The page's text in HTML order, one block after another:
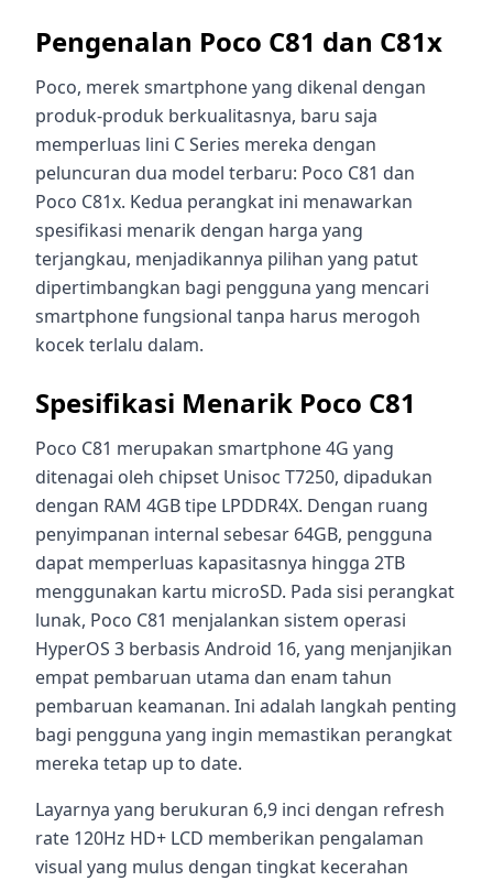
Pengenalan Poco C81 dan C81x
Poco, merek smartphone yang dikenal dengan
produk-produk berkualitasnya, baru saja
memperluas lini C Series mereka dengan
peluncuran dua model terbaru: Poco C81 dan
Poco C81x. Kedua perangkat ini menawarkan
spesifikasi menarik dengan harga yang
terjangkau, menjadikannya pilihan yang patut
dipertimbangkan bagi pengguna yang mencari
smartphone fungsional tanpa harus merogoh
kocek terlalu dalam.
Spesifikasi Menarik Poco C81
Poco C81 merupakan smartphone 4G yang
ditenagai oleh chipset Unisoc T7250, dipadukan
dengan RAM 4GB tipe LPDDR4X. Dengan ruang
penyimpanan internal sebesar 64GB, pengguna
dapat memperluas kapasitasnya hingga 2TB
menggunakan kartu microSD. Pada sisi perangkat
lunak, Poco C81 menjalankan sistem operasi
HyperOS 3 berbasis Android 16, yang menjanjikan
empat pembaruan utama dan enam tahun
pembaruan keamanan. Ini adalah langkah penting
bagi pengguna yang ingin memastikan perangkat
mereka tetap up to date.
Layarnya yang berukuran 6,9 inci dengan refresh
rate 120Hz HD+ LCD memberikan pengalaman
visual yang mulus dengan tingkat kecerahan